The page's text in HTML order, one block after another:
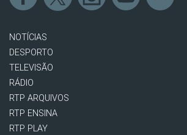
NOTÍCIAS
DESPORTO
TELEVISÃO
RÁDIO
RTP ARQUIVOS
RTP ENSINA
RTP PLAY